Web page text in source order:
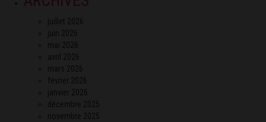
juillet 2026
juin 2026
mai 2026
avril 2026
mars 2026
février 2026
janvier 2026
décembre 2025
novembre 2025